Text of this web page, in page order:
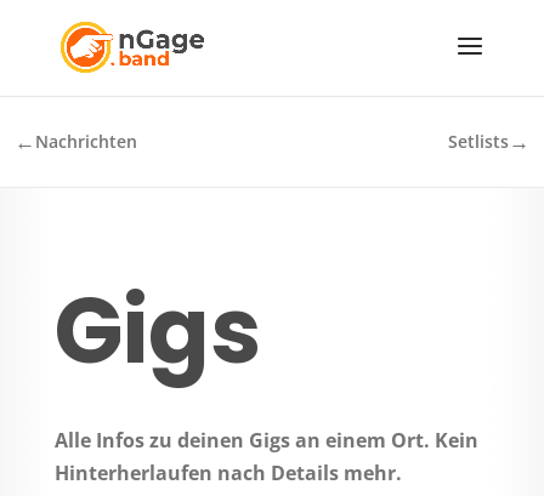
← Nachrichten Setlists→
Gigs
Alle Infos zu deinen Gigs an einem Ort. Kein
Hinterherlaufen nach Details mehr.